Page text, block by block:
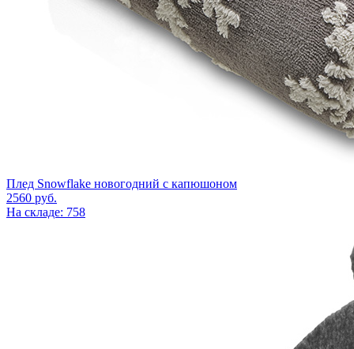
Плед Snowflake новогодний с капюшоном
2560 руб.
На складе: 758